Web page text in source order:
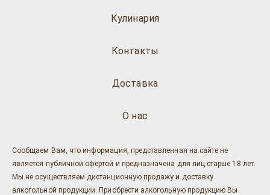
Кулинария
О нас
Доставка
Контакты
Сообщаем Вам, что информация, представленная на сайте не
является публичной офертой и предназначена для лиц старше 18 лет.
Мы не осуществляем дистанционную продажу и доставку
алкогольной продукции. Приобрести алкогольную продукцию Вы